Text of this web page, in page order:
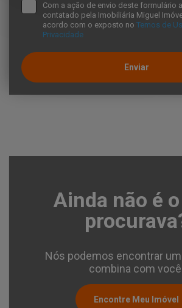
Com a ação de envio deste formulário
contatado pela Imobiliária Miguel
acordo com o exposto no Temos de
Privacidade
Enviar
Ainda não é
Nós podemos encontrar
combina com
Encontre Meu Imóvel